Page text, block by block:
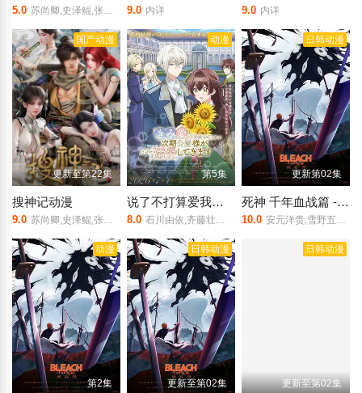
5.0 苏尚卿,史泽鲲,张惠霖,张雨濛 9.0 内详 9.0 内详
国产动漫
更新至第22集
搜神记动漫
9.0 苏尚卿,史泽鲲,张惠霖,张雨濛
动漫
第5集
说了不打算爱我的公爵继承人 不知为何对我宠爱有加
8.0 石川由依,齐藤壮马,石川界人
日韩动漫
更新第02集
死神 千年血战篇 -祸进谭
10.0 安元洋贵,雪野五月,梅原裕一郎,立木文彦,樫井笙人,稻田彻,大塚明夫,高木涉,桑岛法子,伊藤健太郎,杉田智和,丰口惠美,菅生隆之,三木真一郎,朴璐美,折笠富美子,森田成一,市来光弘,武内骏辅,置鲇龙太郎,Noriaki Sugiyama,小山刚志,诹访部顺一,小野坂昌也,松冈由贵,石川英郎,速水奖,长嶝高士,高木礼子,清都亚里沙,石冢小夜里
动漫
第2集
日韩动漫
更新至第02集
日韩动漫
更新至第02集